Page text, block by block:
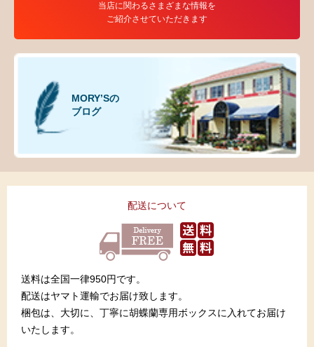
当店に関わるさまざまな情報を
ご紹介させていただきます
MORY’Sの
ブログ
配送について
送料は全国一律950円です。
配送はヤマト運輸でお届け致します。
梱包は、大切に、丁寧に胡蝶蘭専用ボックスに入れてお届け
いたします。